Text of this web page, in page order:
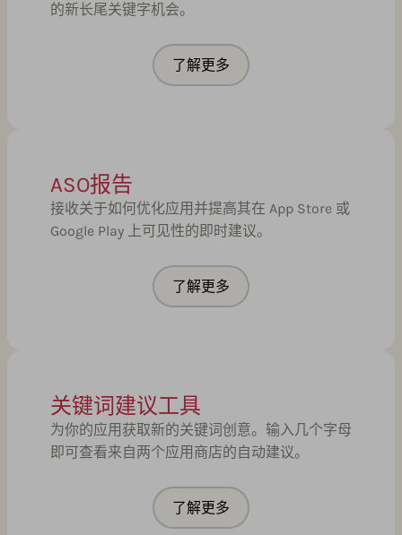
的新长尾关键字机会。
了解更多
ASO报告
接收关于如何优化应用并提高其在 App Store 或
Google Play 上可见性的即时建议。
了解更多
关键词建议工具
为你的应用获取新的关键词创意。输入几个字母
即可查看来自两个应用商店的自动建议。
了解更多